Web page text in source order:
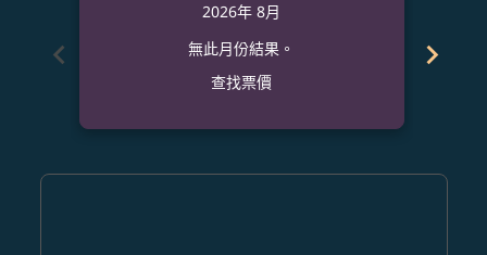
chevron_left
2026年 8月
無此月份結果。
查找票價
chevron_right